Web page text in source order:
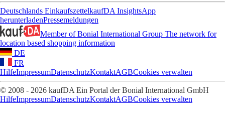
Deutschlands EinkaufszettelkaufDA InsightsApp
herunterladenPressemeldungen
Member of Bonial International Group The network for
location based shopping information
DE
FR
HilfeImpressumDatenschutzKontaktAGBCookies verwalten
© 2008 - 2026 kaufDA Ein Portal der Bonial International GmbH
HilfeImpressumDatenschutzKontaktAGBCookies verwalten